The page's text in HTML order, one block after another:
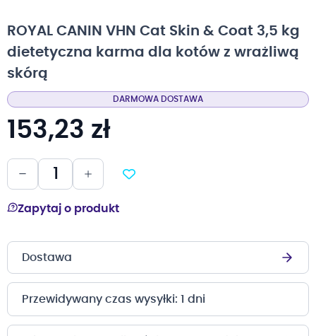
galerii
ROYAL CANIN VHN Cat Skin & Coat 3,5 kg
dietetyczna karma dla kotów z wrażliwą
skórą
DARMOWA DOSTAWA
153,23 zł
Zapytaj o produkt
Dostawa
Przewidywany czas wysyłki: 1 dni